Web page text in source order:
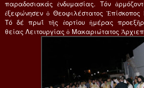
παραδοσιακάς ἐνδυμασίας. Τόν
ἐξεφώνησεν ὁ Θεοφιλέστατος
Τό δέ πρωΐ τῆς ἑορτίου ἡμέρας
θείας Λειτουργίας ὁ Μακαριώτατος